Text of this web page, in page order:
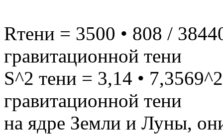
Rтени = 3500 • 808 /
гравитационной тени
S^2 тени = 3,14 •
гравитационной тени
на ядре Земли и Луны,